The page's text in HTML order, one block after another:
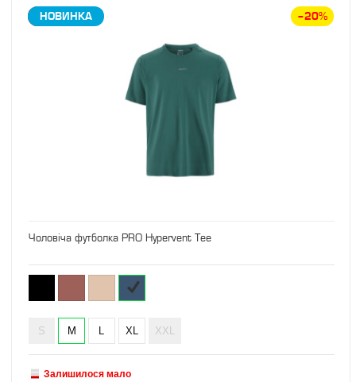
ЗНИЖКА –20%
НОВИНКА
Чоловіча футболка PRO Hypervent Tee
S M L XL XXL
Залишилося мало